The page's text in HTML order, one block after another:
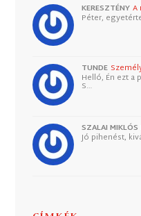
KERESZTÉNY A
Péter,
TUNDE
Helló, Én ezt a
S…
SZALAI MIKLÓS
Jó pihenést,